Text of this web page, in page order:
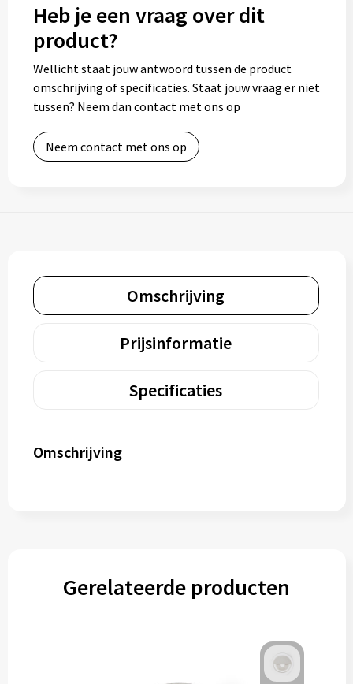
Heb je een vraag over dit
product?
Wellicht staat jouw antwoord tussen de product
omschrijving of specificaties. Staat jouw vraag er niet
tussen? Neem dan contact met ons op
Neem contact met ons op
Omschrijving
Prijsinformatie
Specificaties
Omschrijving
Gerelateerde producten